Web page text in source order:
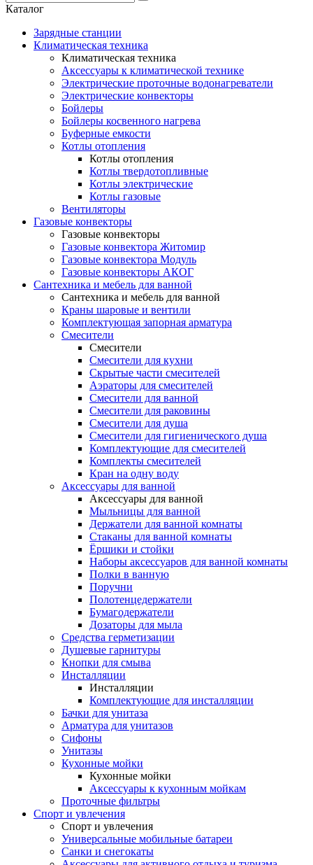
Каталог
Зарядные станции
Климатическая техника
Климатическая техника
Аксессуары к климатической технике
Электрические проточные водонагреватели
Электрические конвекторы
Бойлеры
Бойлеры косвенного нагрева
Буферные емкости
Котлы отопления
Котлы отопления
Котлы твердотопливные
Котлы электрические
Котлы газовые
Вентиляторы
Газовые конвекторы
Газовые конвекторы
Газовые конвектора Житомир
Газовые конвектора Модуль
Газовые конвекторы АКОГ
Сантехника и мебель для ванной
Сантехника и мебель для ванной
Краны шаровые и вентили
Комплектующая запорная арматура
Смесители
Смесители
Смесители для кухни
Скрытые части смесителей
Аэраторы для смесителей
Смесители для ванной
Смесители для раковины
Смесители для душа
Смесители для гигиенического душа
Комплектующие для смесителей
Комплекты смесителей
Кран на одну воду
Аксессуары для ванной
Аксессуары для ванной
Мыльницы для ванной
Держатели для ванной комнаты
Стаканы для ванной комнаты
Ёршики и стойки
Наборы аксессуаров для ванной комнаты
Полки в ванную
Поручни
Полотенцедержатели
Бумагодержатели
Дозаторы для мыла
Средства герметизации
Душевые гарнитуры
Кнопки для смыва
Инсталляции
Инсталляции
Комплектующие для инсталляции
Бачки для унитаза
Арматура для унитазов
Сифоны
Унитазы
Кухонные мойки
Кухонные мойки
Аксессуары к кухонным мойкам
Проточные фильтры
Спорт и увлечения
Спорт и увлечения
Универсальные мобильные батареи
Санки и снегокаты